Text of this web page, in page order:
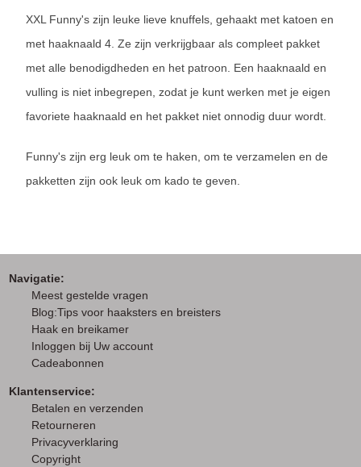
XXL Funny's zijn leuke lieve knuffels, gehaakt met katoen en
met haaknaald 4. Ze zijn verkrijgbaar als compleet pakket
met alle benodigdheden en het patroon. Een haaknaald en
vulling is niet inbegrepen, zodat je kunt werken met je eigen
favoriete haaknaald en het pakket niet onnodig duur wordt.
Funny's zijn erg leuk om te haken, om te verzamelen en de
pakketten zijn ook leuk om kado te geven.
Navigatie:
Meest gestelde vragen
Blog:Tips voor haaksters en breisters
Haak en breikamer
Inloggen bij Uw account
Cadeabonnen
Klantenservice:
Betalen en verzenden
Retourneren
Privacyverklaring
Copyright